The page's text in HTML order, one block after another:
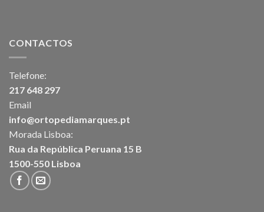
CONTACTOS
Telefone:
217 648 297
Email
info@ortopediamarques.pt
Morada Lisboa:
Rua da República Peruana 15 B
1500-550 Lisboa